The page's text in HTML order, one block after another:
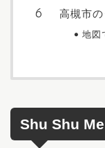
高槻市
地図
Shu Shu